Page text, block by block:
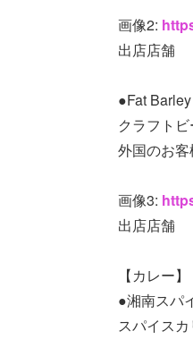
画像2:
出店店舗
●Fat
クラフト
外国のお
画像3:
出店店舗
【カレー】
●湘南スパ
スパイス